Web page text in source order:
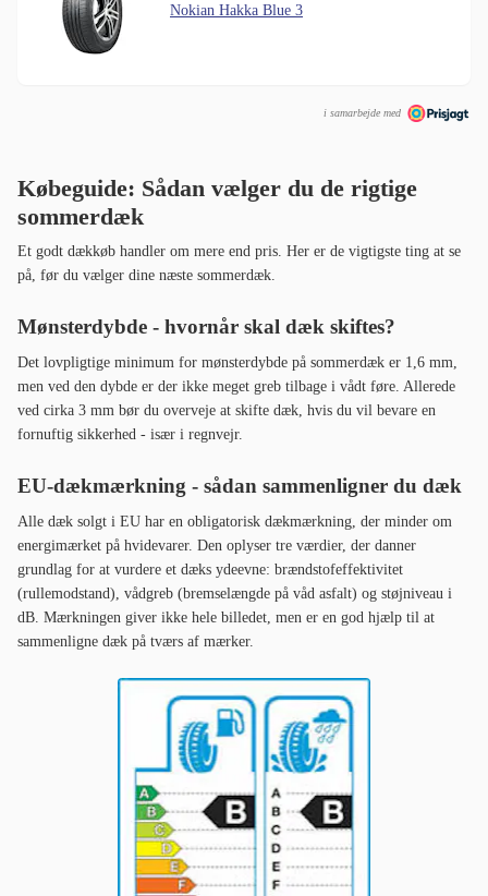
Nokian Hakka Blue 3
i samarbejde med
Købeguide: Sådan vælger du de rigtige
sommerdæk
Et godt dækkøb handler om mere end pris. Her er de vigtigste ting at se
på, før du vælger dine næste sommerdæk.
Mønsterdybde - hvornår skal dæk skiftes?
Det lovpligtige minimum for mønsterdybde på sommerdæk er 1,6 mm,
men ved den dybde er der ikke meget greb tilbage i vådt føre. Allerede
ved cirka 3 mm bør du overveje at skifte dæk, hvis du vil bevare en
fornuftig sikkerhed - især i regnvejr.
EU-dækmærkning - sådan sammenligner du dæk
Alle dæk solgt i EU har en obligatorisk dækmærkning, der minder om
energimærket på hvidevarer. Den oplyser tre værdier, der danner
grundlag for at vurdere et dæks ydeevne: brændstofeffektivitet
(rullemodstand), vådgreb (bremselængde på våd asfalt) og støjniveau i
dB. Mærkningen giver ikke hele billedet, men er en god hjælp til at
sammenligne dæk på tværs af mærker.